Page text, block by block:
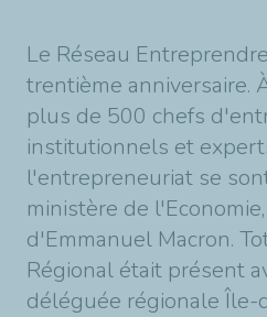
Le Réseau
trentième anniversaire.
plus de 500 chefs
institutionnels et
l'entrepreneuriat se
ministère de
d'Emmanuel Macron.
Régional était présent
déléguée régionale Île-